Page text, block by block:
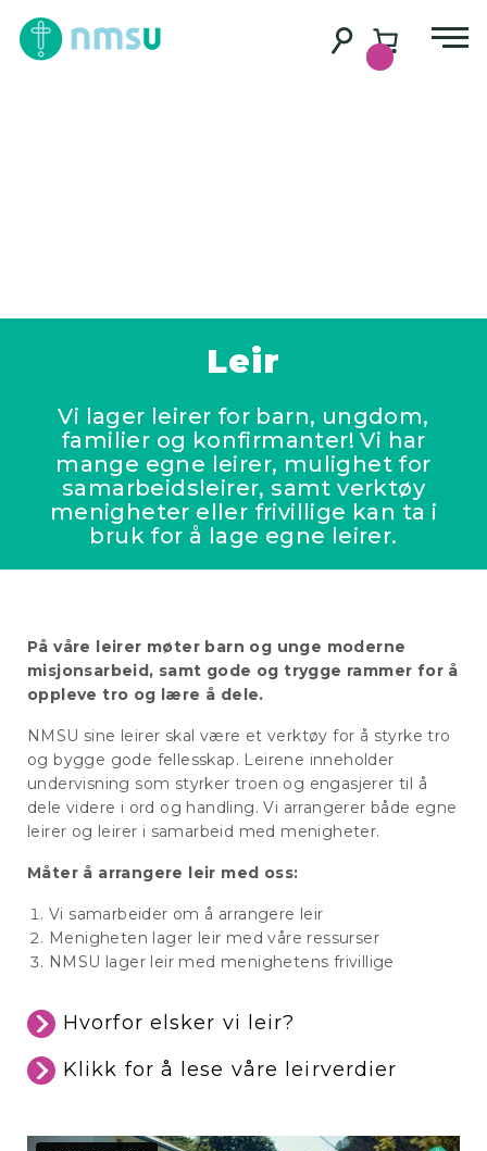
Leir
Vi lager leirer for barn, ungdom,
familier og konfirmanter! Vi har
mange egne leirer, mulighet for
samarbeidsleirer, samt verktøy
menigheter eller frivillige kan ta i
bruk for å lage egne leirer.
På våre leirer møter barn og unge moderne
misjonsarbeid, samt gode og trygge rammer for å
oppleve tro og lære å dele.
NMSU sine leirer skal være et verktøy for å styrke tro
og bygge gode fellesskap. Leirene inneholder
undervisning som styrker troen og engasjerer til å
dele videre i ord og handling. Vi arrangerer både egne
leirer og leirer i samarbeid med menigheter.
Måter å arrangere leir med oss:
Vi samarbeider om å arrangere leir
Menigheten lager leir med våre ressurser
NMSU lager leir med menighetens frivillige
Hvorfor elsker vi leir?
Klikk for å lese våre leirverdier